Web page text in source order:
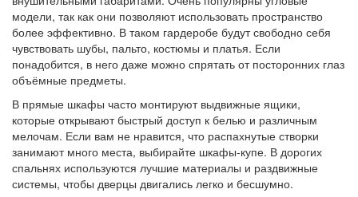
модели, так как они позволяют использовать пространство
более эффективно. В таком гардеробе будут свободно себя
чувствовать шубы, пальто, костюмы и платья. Если
понадобится, в него даже можно спрятать от посторонних глаз
объёмные предметы.
В прямые шкафы часто монтируют выдвижные ящики,
которые открывают быстрый доступ к белью и различным
мелочам. Если вам не нравится, что распахнутые створки
занимают много места, выбирайте шкафы-купе. В дорогих
спальнях используются лучшие материалы и раздвижные
системы, чтобы дверцы двигались легко и бесшумно.